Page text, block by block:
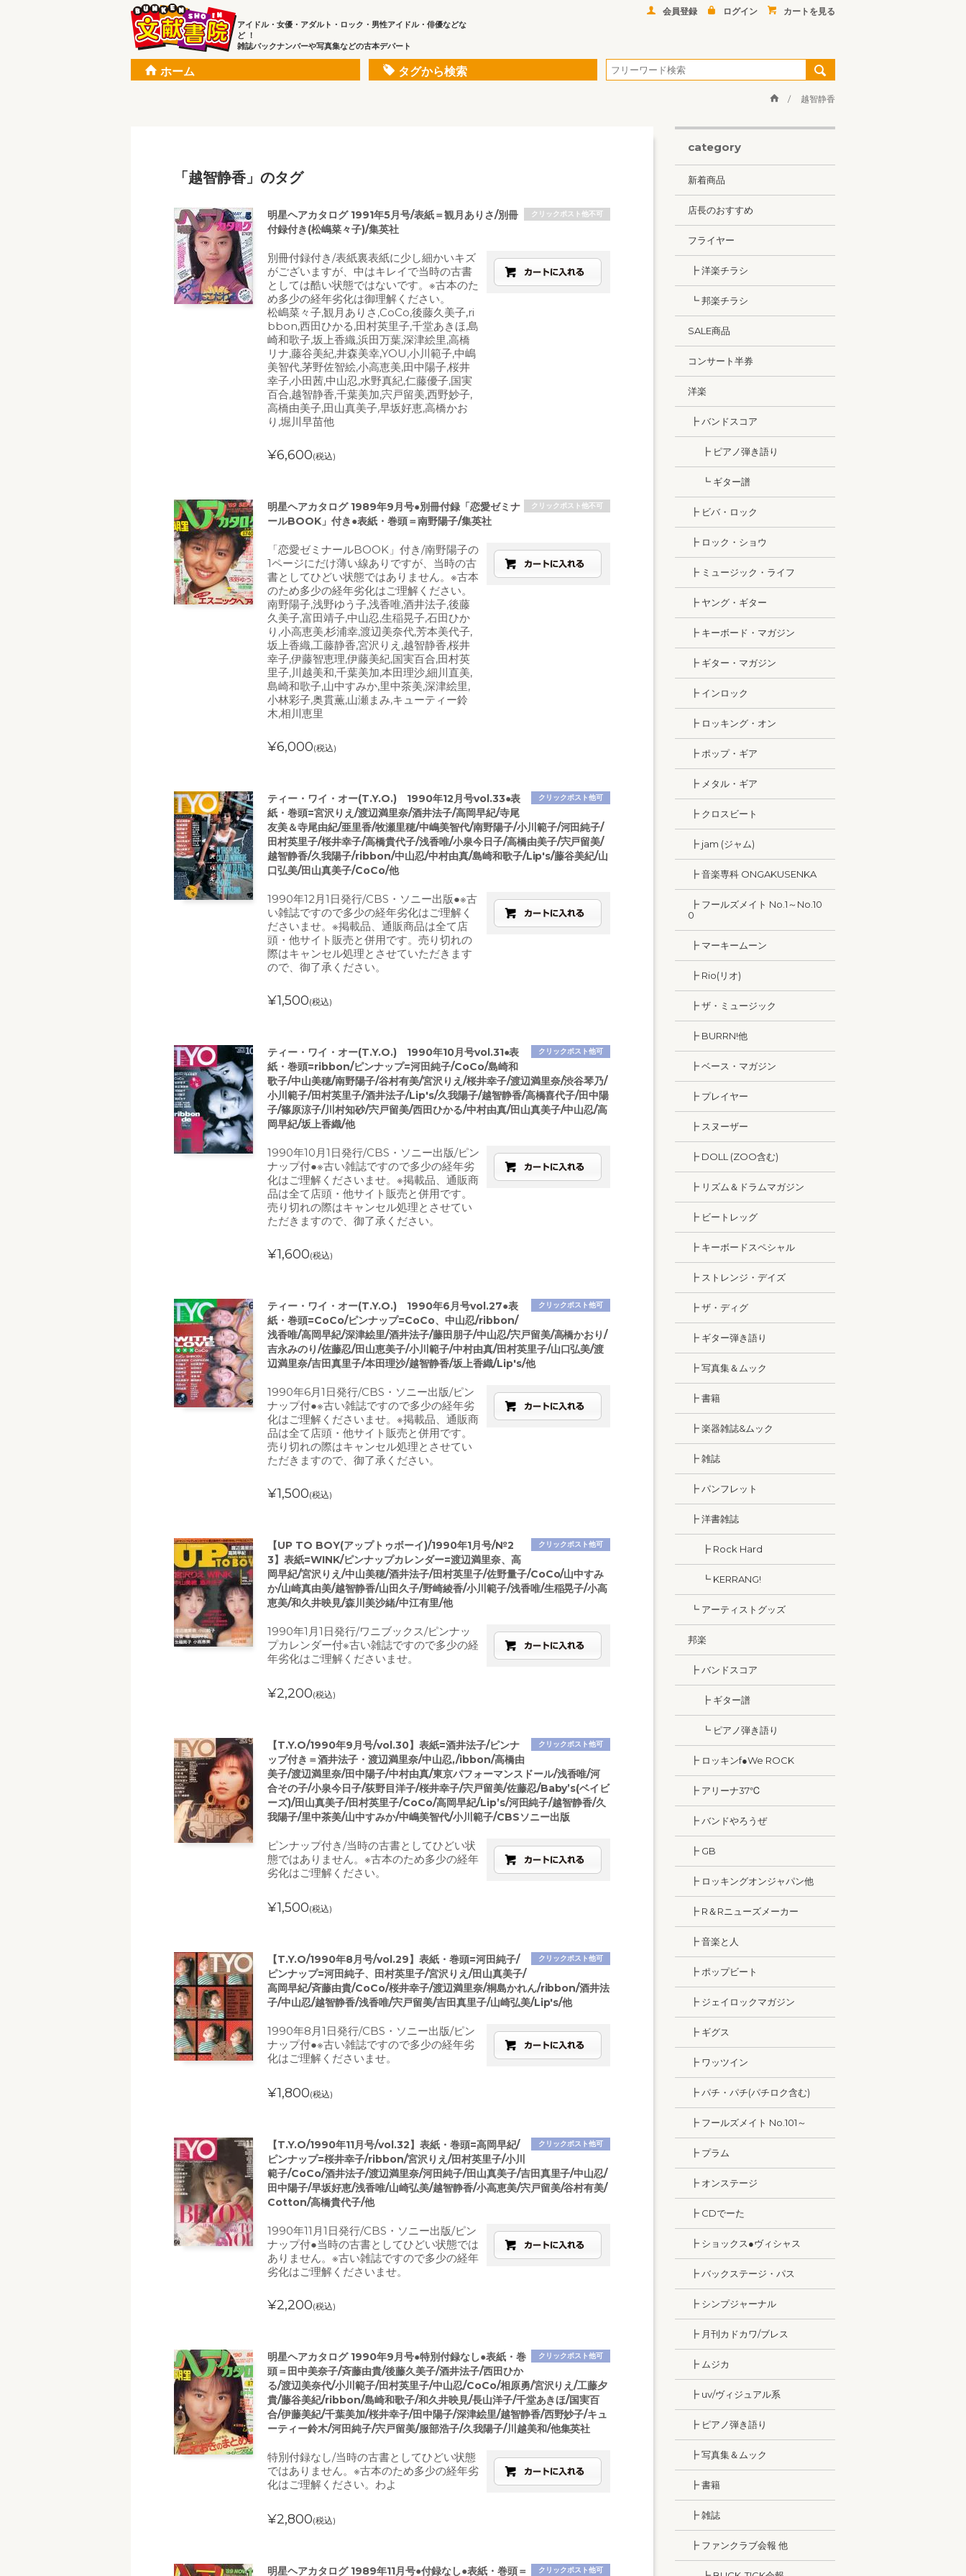
アイドル・女優・アダルト・ロック・男性アイドル・俳優などな
ど ！
雑誌バックナンバーや写真集などの古本デパート
会員登録 ログイン カートを見る
ホーム タグから検索
越智静香
「越智静香」のタグ
クリックポスト他不可
明星ヘアカタログ 1991年5月号/表紙＝観月ありさ/別冊
付録付き(松嶋菜々子)/集英社
別冊付録付き/表紙裏表紙に少し細かいキズ
がございますが、中はキレイで当時の古書
としては酷い状態ではないです。※古本のた
め多少の経年劣化は御理解ください。
松嶋菜々子,観月ありさ,CoCo,後藤久美子,ri
bbon,西田ひかる,田村英里子,千堂あきほ,島
崎和歌子,坂上香織,浜田万葉,深津絵里,高橋
リナ,藤谷美紀,井森美幸,YOU,小川範子,中嶋
美智代,茅野佐智絵,小高恵美,田中陽子,桜井
幸子,小田茜,中山忍,水野真紀,仁藤優子,国実
百合,越智静香,千葉美加,宍戸留美,西野妙子,
高橋由美子,田山真美子,早坂好恵,高橋かお
り,堀川早苗他
¥6,600(税込)
クリックポスト他不可
明星ヘアカタログ 1989年9月号●別冊付録「恋愛ゼミナ
ールBOOK」付き●表紙・巻頭＝南野陽子/集英社
「恋愛ゼミナールBOOK」付き/南野陽子の
1ページにだけ薄い線ありですが、当時の古
書としてひどい状態ではありません。※古本
のため多少の経年劣化はご理解ください。
南野陽子,浅野ゆう子,浅香唯,酒井法子,後藤
久美子,富田靖子,中山忍,生稲晃子,石田ひか
り,小高恵美,杉浦幸,渡辺美奈代,芳本美代子,
坂上香織,工藤静香,宮沢りえ,越智静香,桜井
幸子,伊藤智恵理,伊藤美紀,国実百合,田村英
里子,川越美和,千葉美加,本田理沙,細川直美,
島崎和歌子,山中すみか,里中茶美,深津絵里,
小林彩子,奥貫薫,山瀬まみ,キューティー鈴
木,相川恵里
¥6,000(税込)
クリックポスト他可
ティー・ワイ・オー(T.Y.O.) 1990年12月号vol.33●表
紙・巻頭=宮沢りえ/渡辺満里奈/酒井法子/高岡早紀/寺尾
友美＆寺尾由紀/亜里香/牧瀬里穂/中嶋美智代/南野陽子/小川範子/河田純子/
田村英里子/桜井幸子/高橋貴代子/浅香唯/小泉今日子/高橋由美子/宍戸留美/
越智静香/久我陽子/ribbon/中山忍/中村由真/島崎和歌子/Lip's/藤谷美紀/山
口弘美/田山真美子/CoCo/他
1990年12月1日発行/CBS・ソニー出版●※古
い雑誌ですので多少の経年劣化はご理解く
ださいませ。※掲載品、通販商品は全て店
頭・他サイト販売と併用です。売り切れの
際はキャンセル処理とさせていただきます
ので、御了承ください。
¥1,500(税込)
クリックポスト他可
ティー・ワイ・オー(T.Y.O.) 1990年10月号vol.31●表
紙・巻頭=ribbon/ピンナップ=河田純子/CoCo/島崎和
歌子/中山美穂/南野陽子/谷村有美/宮沢りえ/桜井幸子/渡辺満里奈/渋谷琴乃/
小川範子/田村英里子/酒井法子/Lip's/久我陽子/越智静香/高橋喜代子/田中陽
子/篠原涼子/川村知砂/宍戸留美/西田ひかる/中村由真/田山真美子/中山忍/高
岡早紀/坂上香織/他
1990年10月1日発行/CBS・ソニー出版/ピン
ナップ付●※古い雑誌ですので多少の経年劣
化はご理解くださいませ。※掲載品、通販商
品は全て店頭・他サイト販売と併用です。
売り切れの際はキャンセル処理とさせてい
ただきますので、御了承ください。
¥1,600(税込)
クリックポスト他可
ティー・ワイ・オー(T.Y.O.) 1990年6月号vol.27●表
紙・巻頭=CoCo/ピンナップ=CoCo、中山忍/ribbon/
浅香唯/高岡早紀/深津絵里/酒井法子/藤田朋子/中山忍/宍戸留美/高橋かおり/
吉永みのり/佐藤忍/田山恵美子/小川範子/中村由真/田村英里子/山口弘美/渡
辺満里奈/吉田真里子/本田理沙/越智静香/坂上香織/Lip's/他
1990年6月1日発行/CBS・ソニー出版/ピン
ナップ付●※古い雑誌ですので多少の経年劣
化はご理解くださいませ。※掲載品、通販商
品は全て店頭・他サイト販売と併用です。
売り切れの際はキャンセル処理とさせてい
ただきますので、御了承ください。
¥1,500(税込)
クリックポスト他可
【UP TO BOY(アップトゥボーイ)/1990年1月号/№2
3】表紙=WINK/ピンナップカレンダー=渡辺満里奈、高
岡早紀/宮沢りえ/中山美穂/酒井法子/田村英里子/佐野量子/CoCo/山中すみ
か/山崎真由美/越智静香/山田久子/野崎綾香/小川範子/浅香唯/生稲晃子/小高
恵美/和久井映見/森川美沙緒/中江有里/他
1990年1月1日発行/ワニブックス/ピンナッ
プカレンダー付※古い雑誌ですので多少の経
年劣化はご理解くださいませ。
¥2,200(税込)
クリックポスト他可
【T.Y.O/1990年9月号/vol.30】表紙=酒井法子/ピンナ
ップ付き＝酒井法子・渡辺満里奈/中山忍,/ibbon/高橋由
美子/渡辺満里奈/田中陽子/中村由真/東京パフォーマンスドール/浅香唯/河
合その子/小泉今日子/荻野目洋子/桜井幸子/宍戸留美/佐藤忍/Baby’s(ベイビ
ーズ)/田山真美子/田村英里子/CoCo/高岡早紀/Lip’s/河田純子/越智静香/久
我陽子/里中茶美/山中すみか/中嶋美智代/小川範子/CBSソニー出版
ピンナップ付き/当時の古書としてひどい状
態ではありません。※古本のため多少の経年
劣化はご理解ください。
¥1,500(税込)
クリックポスト他可
【T.Y.O/1990年8月号/vol.29】表紙・巻頭=河田純子/
ピンナップ=河田純子、田村英里子/宮沢りえ/田山真美子/
高岡早紀/斉藤由貴/CoCo/桜井幸子/渡辺満里奈/桐島かれん/ribbon/酒井法
子/中山忍/越智静香/浅香唯/宍戸留美/吉田真里子/山崎弘美/Lip's/他
1990年8月1日発行/CBS・ソニー出版/ピン
ナップ付●※古い雑誌ですので多少の経年劣
化はご理解くださいませ。
¥1,800(税込)
クリックポスト他可
【T.Y.O/1990年11月号/vol.32】表紙・巻頭=高岡早紀/
ピンナップ=桜井幸子/ribbon/宮沢りえ/田村英里子/小川
範子/CoCo/酒井法子/渡辺満里奈/河田純子/田山真美子/吉田真里子/中山忍/
田中陽子/早坂好恵/浅香唯/山崎弘美/越智静香/小高恵美/宍戸留美/谷村有美/
Cotton/高橋貴代子/他
1990年11月1日発行/CBS・ソニー出版/ピン
ナップ付●当時の古書としてひどい状態では
ありません。※古い雑誌ですので多少の経年
劣化はご理解くださいませ。
¥2,200(税込)
クリックポスト他可
明星ヘアカタログ 1990年9月号●特別付録なし●表紙・巻
頭＝田中美奈子/斉藤由貴/後藤久美子/酒井法子/西田ひか
る/渡辺美奈代/小川範子/田村英里子/中山忍/CoCo/相原勇/宮沢りえ/工藤夕
貴/藤谷美紀/ribbon/島崎和歌子/和久井映見/長山洋子/千堂あきほ/国実百
合/伊藤美紀/千葉美加/桜井幸子/田中陽子/深津絵里/越智静香/西野妙子/キュ
ーティー鈴木/河田純子/宍戸留美/服部浩子/久我陽子/川越美和/他集英社
特別付録なし/当時の古書としてひどい状態
ではありません。※古本のため多少の経年劣
化はご理解ください。わよ
¥2,800(税込)
クリックポスト他可
明星ヘアカタログ 1989年11月号●付録なし●表紙・巻頭＝
category
新着商品
店長のおすすめ
フライヤー
┣ 洋楽チラシ
┗ 邦楽チラシ
SALE商品
コンサート半券
洋楽
┣ バンドスコア
┣ ピアノ弾き語り
┗ ギター譜
┣ ビバ・ロック
┣ ロック・ショウ
┣ ミュージック・ライフ
┣ ヤング・ギター
┣ キーボード・マガジン
┣ ギター・マガジン
┣ インロック
┣ ロッキング・オン
┣ ポップ・ギア
┣ メタル・ギア
┣ クロスビート
┣ jam (ジャム)
┣ 音楽専科 ONGAKUSENKA
┣ フールズメイト No.1～No.10
0
┣ マーキームーン
┣ Rio(リオ)
┣ ザ・ミュージック
┣ BURRN!他
┣ ベース・マガジン
┣ プレイヤー
┣ スヌーザー
┣ DOLL (ZOO含む)
┣ リズム＆ドラムマガジン
┣ ビートレッグ
┣ キーボードスペシャル
┣ ストレンジ・デイズ
┣ ザ・ディグ
┣ ギター弾き語り
┣ 写真集＆ムック
┣ 書籍
┣ 楽器雑誌&ムック
┣ 雑誌
┣ パンフレット
┣ 洋書雑誌
┣ Rock Hard
┗ KERRANG!
┗ アーティストグッズ
邦楽
┣ バンドスコア
┣ ギター譜
┗ ピアノ弾き語り
┣ ロッキンf●We ROCK
┣ アリーナ37℃
┣ バンドやろうぜ
┣ GB
┣ ロッキングオンジャパン他
┣ R＆Rニューズメーカー
┣ 音楽と人
┣ ポップビート
┣ ジェイロックマガジン
┣ ギグス
┣ ワッツイン
┣ パチ・パチ(パチロク含む)
┣ フールズメイト No.101～
┣ プラム
┣ オンステージ
┣ CDでーた
┣ ショックス●ヴィシャス
┣ バックステージ・パス
┣ シンプジャーナル
┣ 月刊カドカワ/ブレス
┣ ムジカ
┣ uv/ヴィジュアル系
┣ ピアノ弾き語り
┣ 写真集＆ムック
┣ 書籍
┣ 雑誌
┣ ファンクラブ会報 他